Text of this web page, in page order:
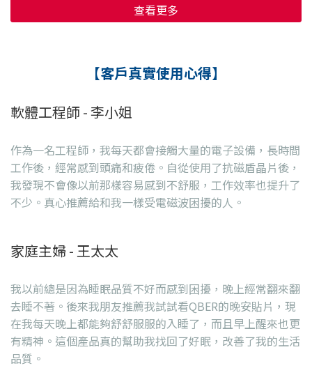
查看更多
【客戶真實使用心得】
軟體工程師 - 李小姐
作為一名工程師，我每天都會接觸大量的電子設備，長時間
工作後，經常感到頭痛和疲倦。自從使用了抗磁盾晶片後，
我發現不會像以前那樣容易感到不舒服，工作效率也提升了
不少。真心推薦給和我一樣受電磁波困擾的人。
家庭主婦 - 王太太
我以前總是因為睡眠品質不好而感到困擾，晚上經常翻來翻
去睡不著。後來我朋友推薦我試試看QBER的晚安貼片，現
在我每天晚上都能夠舒舒服服的入睡了，而且早上醒來也更
有精神。這個產品真的幫助我找回了好眠，改善了我的生活
品質。